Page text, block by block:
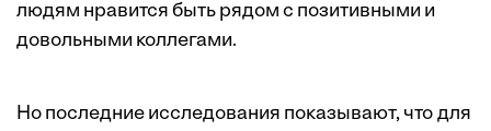
людям нравится быть рядом с позитивными и
довольными коллегами.
Но последние исследования показывают, что для